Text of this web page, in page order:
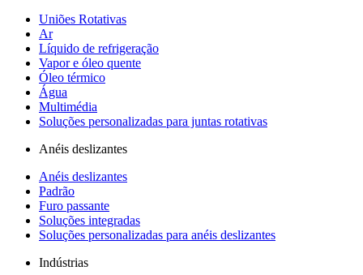
Uniões Rotativas
Ar
Líquido de refrigeração
Vapor e óleo quente
Óleo térmico
Água
Multimédia
Soluções personalizadas para juntas rotativas
Anéis deslizantes
Anéis deslizantes
Padrão
Furo passante
Soluções integradas
Soluções personalizadas para anéis deslizantes
Indústrias